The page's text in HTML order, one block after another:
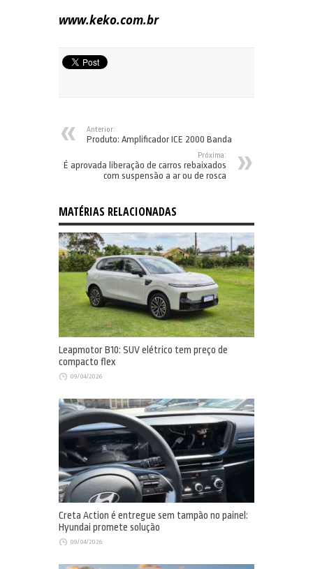
www.keko.com.br
Anterior:
Produto: Amplificador ICE 2000 Banda
Próxima:
É aprovada liberação de carros rebaixados
com suspensão a ar ou de rosca
MATÉRIAS RELACIONADAS
Leapmotor B10: SUV elétrico tem preço de
compacto flex
09/04/2026
Creta Action é entregue sem tampão no painel:
Hyundai promete solução
09/04/2026